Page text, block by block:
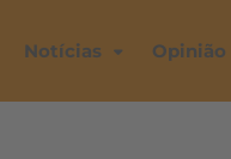
Notícias Opinião